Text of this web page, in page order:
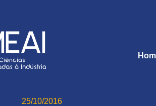
25/10/2016